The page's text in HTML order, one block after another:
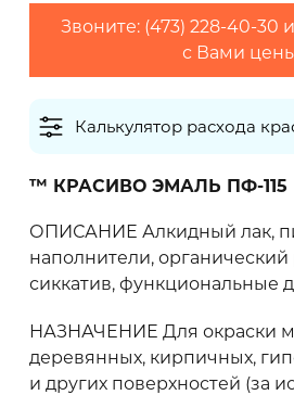
в 2 слоя
0 кг
Рекомендуем приобретать
запасом 10-20%
Звоните: (473) 228-40-30
с Вами
Калькулятор расхода
™ КРАСИВО ЭМАЛЬ ПФ-115
ОПИСАНИЕ Алкидный лак,
наполнители, органический
сиккатив, функциональные
НАЗНАЧЕНИЕ Для окраски
деревянных, кирпичных,
и других поверхностей (за